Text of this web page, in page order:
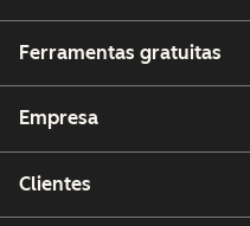
Ferramentas gratuitas
Empresa
Clientes